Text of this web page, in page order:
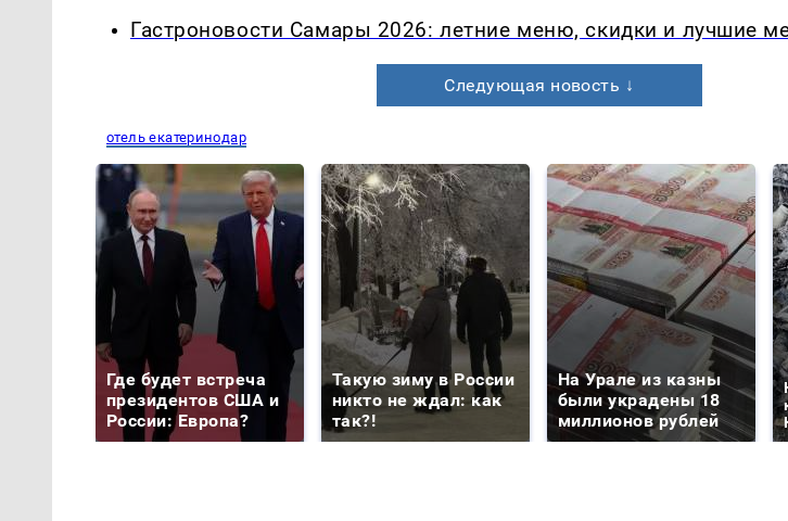
Гастроновости Самары 2026: летние меню, скидки и лучшие
Следующая новость ↓
отель екатеринодар
Где будет встреча
президентов США и
России: Европа?
Такую зиму в России
никто не ждал: как
так?!
На Урале из казны
были украдены 18
миллионов рублей